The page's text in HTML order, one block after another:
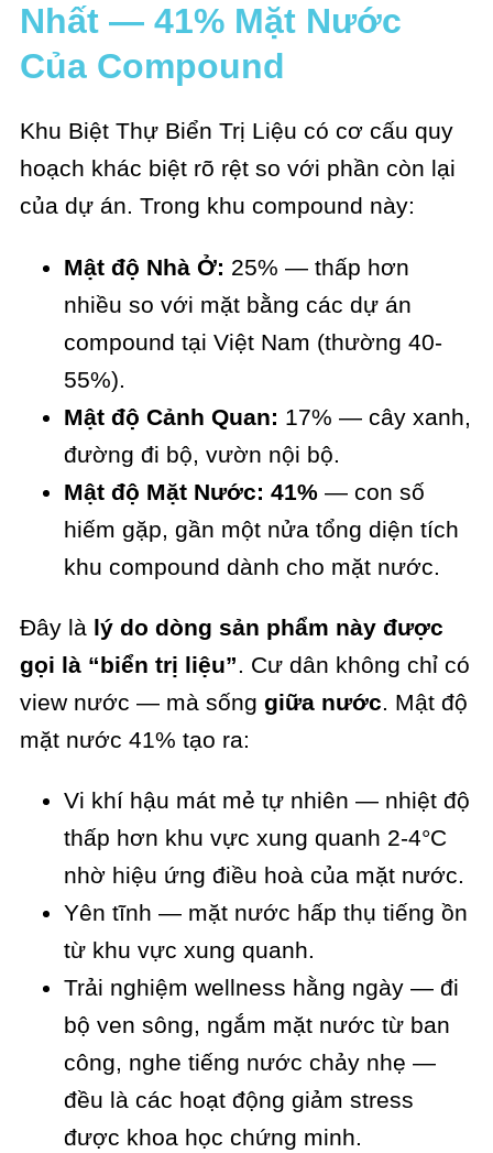
Nhất — 41% Mặt Nước
Của Compound
Khu Biệt Thự Biển Trị Liệu có cơ cấu quy
hoạch khác biệt rõ rệt so với phần còn lại
của dự án. Trong khu compound này:
Mật độ Nhà Ở: 25% — thấp hơn
nhiều so với mặt bằng các dự án
compound tại Việt Nam (thường 40-
55%).
Mật độ Cảnh Quan: 17% — cây xanh,
đường đi bộ, vườn nội bộ.
Mật độ Mặt Nước: 41% — con số
hiếm gặp, gần một nửa tổng diện tích
khu compound dành cho mặt nước.
Đây là lý do dòng sản phẩm này được
gọi là “biển trị liệu”. Cư dân không chỉ có
view nước — mà sống giữa nước. Mật độ
mặt nước 41% tạo ra:
Vi khí hậu mát mẻ tự nhiên — nhiệt độ
thấp hơn khu vực xung quanh 2-4°C
nhờ hiệu ứng điều hoà của mặt nước.
Yên tĩnh — mặt nước hấp thụ tiếng ồn
từ khu vực xung quanh.
Trải nghiệm wellness hằng ngày — đi
bộ ven sông, ngắm mặt nước từ ban
công, nghe tiếng nước chảy nhẹ —
đều là các hoạt động giảm stress
được khoa học chứng minh.